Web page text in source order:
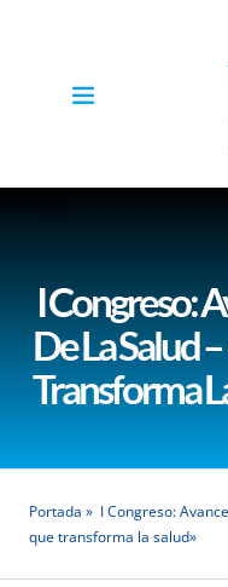
I Congreso:
De La Salud
Transforma
Portada » I Congreso:
que transforma la salud»